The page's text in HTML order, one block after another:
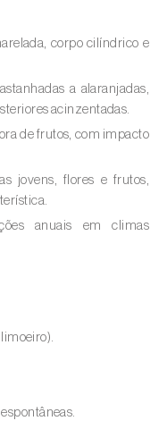
(Eriosoma
fabae)
)
(
(Aphis
corpo cilíndrico e
a alaranjadas,
acinzentadas.
de frutos, com impacto
jovens, flores e frutos,
anuais em climas